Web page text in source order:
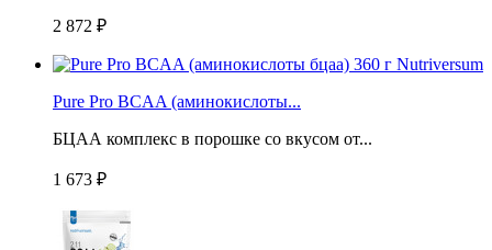
2 872 ₽
Pure Pro BCAA (аминокислоты...
БЦАА комплекс в порошке со вкусом от...
1 673 ₽